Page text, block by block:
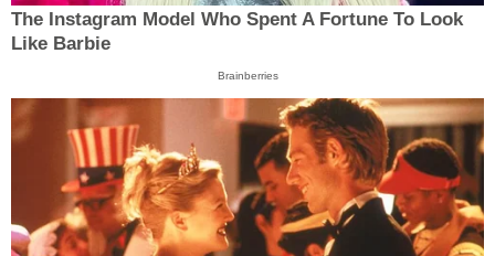
The Instagram Model Who Spent A Fortune To Look
Like Barbie
Brainberries